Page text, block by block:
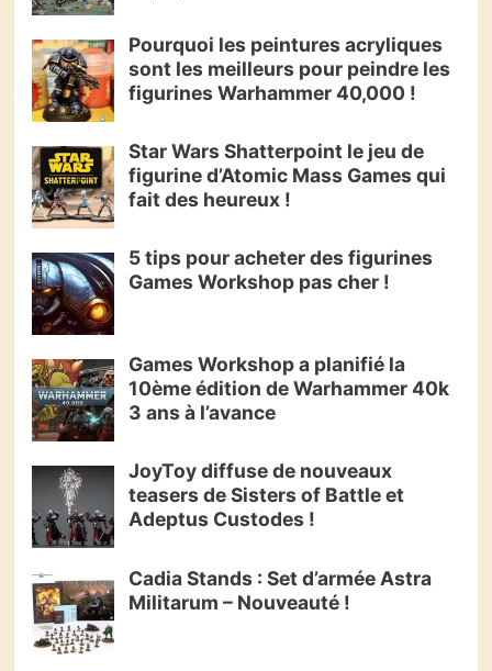
Pourquoi les peintures acryliques
sont les meilleurs pour peindre les
figurines Warhammer 40,000 !
Star Wars Shatterpoint le jeu de
figurine d’Atomic Mass Games qui
fait des heureux !
5 tips pour acheter des figurines
Games Workshop pas cher !
Games Workshop a planifié la
10ème édition de Warhammer 40k
3 ans à l’avance
JoyToy diffuse de nouveaux
teasers de Sisters of Battle et
Adeptus Custodes !
Cadia Stands : Set d’armée Astra
Militarum – Nouveauté !